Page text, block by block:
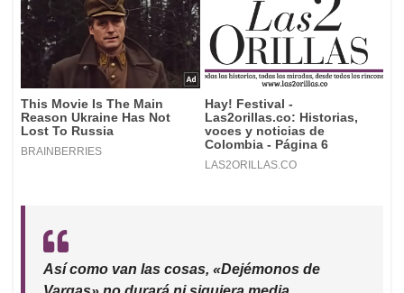
Así como van las cosas, «Dejémonos de